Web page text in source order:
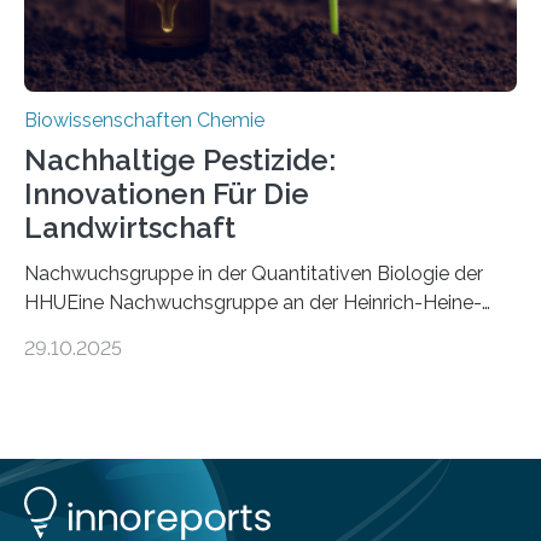
Biowissenschaften Chemie
Nachhaltige Pestizide:
Innovationen Für Die
Landwirtschaft
Nachwuchsgruppe in der Quantitativen Biologie der
HHUEine Nachwuchsgruppe an der Heinrich-Heine-
fünf Jahren erforschen, wie Bakterien auf
Insektenblume. Das Bundesministerium für Forschung,
Technologie und Raumfahrt (BMFTR) fördert das
Projekt im Rahmen der Nationalen
29.10.2025